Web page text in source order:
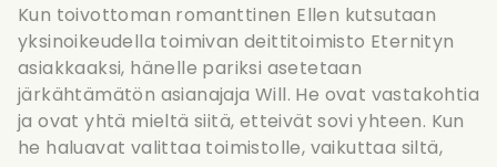
Kun toivottoman romanttinen Ellen kutsutaan
yksinoikeudella toimivan deittitoimisto Eternityn
asiakkaaksi, hänelle pariksi asetetaan
järkähtämätön asianajaja Will. He ovat vastakohtia
ja ovat yhtä mieltä siitä, etteivät sovi yhteen. Kun
he haluavat valittaa toimistolle, vaikuttaa siltä,